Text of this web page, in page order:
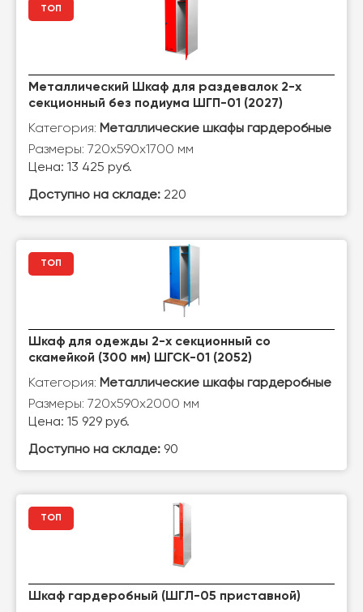
ТОП
Металлический Шкаф для раздевалок 2-х
секционный без подиума ШГП-01 (2027)
Категория: Металлические шкафы гардеробные
Размеры: 720х590х1700 мм
Цена: 13 425 руб.
Доступно на складе: 220
ТОП
Шкаф для одежды 2-х секционный со
скамейкой (300 мм) ШГСК-01 (2052)
Категория: Металлические шкафы гардеробные
Размеры: 720х590х2000 мм
Цена: 15 929 руб.
Доступно на складе: 90
ТОП
Шкаф гардеробный (ШГЛ-05 приставной)